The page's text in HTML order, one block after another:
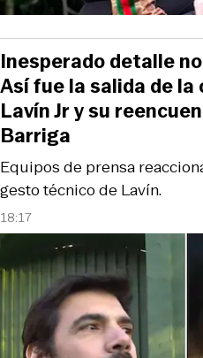
18:17
Equipos de prensa
gesto técnico de Lavín.
Inesperado detalle
Así fue la salida de la
Lavín Jr y su
Barriga